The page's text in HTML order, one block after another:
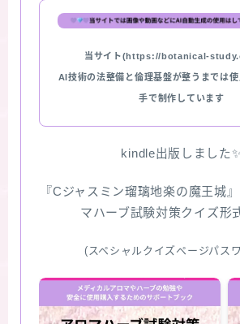
当サイト(https://botanical-
AI技術の法整備と倫理基盤が整うまでは
手で制作しています
kindle出版しました
『Cジャスミン瑠璃地楽の魔王城
マハーブ試験対策クイズ形
(スペシャルクイズページパス